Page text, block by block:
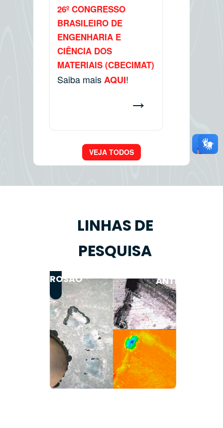
26º CONGRESSO
BRASILEIRO DE
ENGENHARIA E
CIÊNCIA DOS
MATERIAIS (CBECIMAT)
Saiba maisAQUI!
→
VEJA TODOS
LINHAS DE
PESQUISA
CORROSÃO